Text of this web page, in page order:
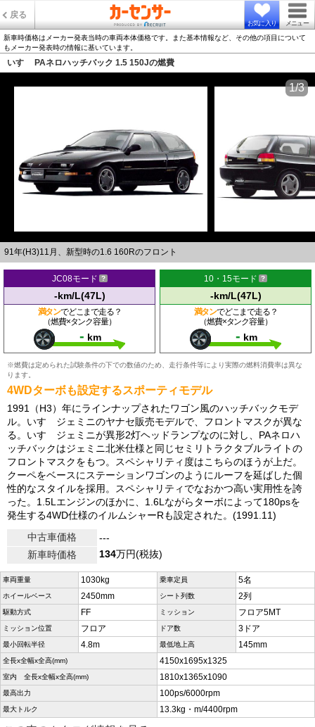
戻る
お気に入り メニュー
新車時価格はメーカー発表当時の車両本体価格です。また基本情報など、その他の項目について
もメーカー発表時の情報に基いています。
いすゞ PAネロハッチバック 1.5 150Jの燃費
91年(H3)11月、新型時の1.6 160Rのフロント
1/3
JC08モード
-km/L(47L)
満タンでどこまで走る？
（燃費×タンク容量）
- km
10・15モード
-km/L(47L)
満タンでどこまで走る？
（燃費×タンク容量）
- km
※燃費は定められた試験条件の下での数値のため、走行条件等により実際の燃料消費率は異な
ります。
4WDターボも設定するスポーティモデル
1991（H3）年にラインナップされたワゴン風のハッチバックモデ
ル。いすゞジェミニのヤナセ販売モデルで、フロントマスクが異な
る。いすゞジェミニが異形2灯ヘッドランプなのに対し、PAネロハ
ッチバックはジェミニ北米仕様と同じセミリトラクタブルライトの
フロントマスクをもつ。スペシャリティ度はこちらのほうが上だ。
クーペをベースにステーションワゴンのようにルーフを延ばした個
性的なスタイルを採用。スペシャリティでなおかつ高い実用性を誇
った。1.5Lエンジンのほかに、1.6Lながらターボによって180psを
発生する4WD仕様のイルムシャーRも設定された。(1991.11)
中古車価格
---
新車時価格
134万円(税抜)
車両重量 1030kg 乗車定員 5名
ホイールベース 2450mm シート列数 2列
駆動方式 FF ミッション フロア5MT
ミッション位置 フロア ドア数 3ドア
最小回転半径 4.8m 最低地上高 145mm
全長x全幅x全高(mm) 4150x1695x1325
室内 全長x全幅x全高(mm) 1810x1365x1090
最高出力 100ps/6000rpm
最大トルク 13.3kg・m/4400rpm